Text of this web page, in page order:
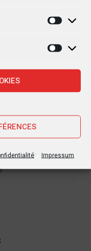
Impressum
2019
flotte au Sud-